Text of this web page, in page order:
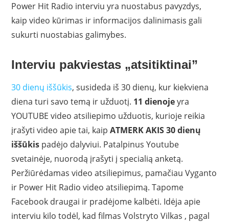
Power Hit Radio interviu yra nuostabus pavyzdys,
kaip video kūrimas ir informacijos dalinimasis gali
sukurti nuostabias galimybes.
Interviu pakviestas „atsitiktinai”
30 dienų iššūkis, susideda iš 30 dienų, kur kiekviena
diena turi savo temą ir užduotį. 11 dienojeyra
YOUTUBE video atsiliepimo užduotis, kurioje reikia
įrašyti video apie tai, kaipATMERK AKIS 30 dienų
iššūkis padėjo dalyviui. Patalpinus Youtube
svetainėje, nuorodą įrašyti į specialią anketą.
Peržiūrėdamas video atsiliepimus, pamačiau Vyganto
ir Power Hit Radio video atsiliepimą. Tapome
Facebook draugai ir pradėjome kalbėti. Idėja apie
interviu kilo todėl, kad filmas Volstryto Vilkas , pagal